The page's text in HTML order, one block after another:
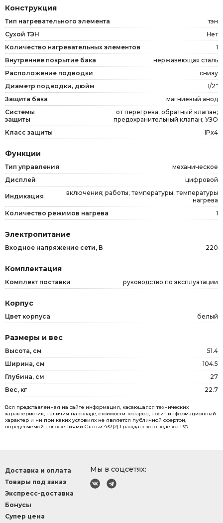
Конструкция
Тип нагревательного элемента
тэн
Сухой ТЭН
Нет
Количество нагревательных элементов
1
Внутреннее покрытие бака
нержавеющая сталь
Расположение подводки
снизу
Диаметр подводки, дюйм
1/2"
Защита бака
магниевый анод
Системы
защиты
от перегрева; обратный клапан;
предохранительный клапан; УЗО
Класс защиты
IPx4
Функции
Тип управления
механическое
Дисплей
цифровой
Индикация
включения; работы; температуры; температуры
нагрева
Количество режимов нагрева
1
Электропитание
Входное напряжение сети, В 220
Комплектация
Комплект поставки руководство по эксплуатации
Корпус
Цвет корпуса белый
Размеры и вес
Высота, см
51.4
Ширина, см
104.5
Глубина, см
27
Вес, кг
22.7
Вся представленная на сайте информация, касающаяся технических
характеристик, наличия на складе, стоимости товаров, носит информационный
характер и ни при каких условиях не является публичной офертой,
определяемой положениями Статьи 437(2) Гражданского кодекса РФ.
Мы в соцсетях:
Доставка и оплата
Товары под заказ
Экспресс-доставка
Бонусы
Супер цена